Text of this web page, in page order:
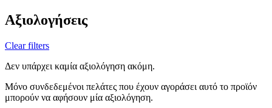
Αξιολογήσεις
Clear filters
Δεν υπάρχει καμία αξιολόγηση ακόμη.
Μόνο συνδεδεμένοι πελάτες που έχουν αγοράσει αυτό το προϊόν
μπορούν να αφήσουν μία αξιολόγηση.